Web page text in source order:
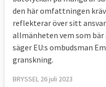
den här omfattningen
reflekterar över sitt
allmänheten vem som
säger EU:s ombudsman
granskning.
BRYSSEL 26 juli 2023